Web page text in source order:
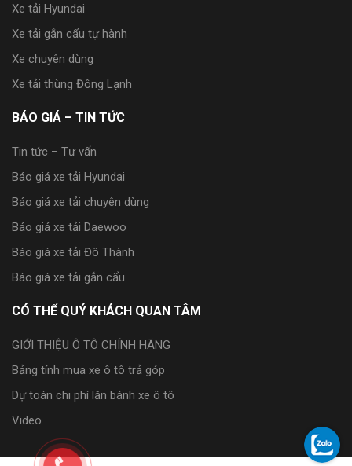
Xe tải Hyundai
Xe tải gắn cẩu tự hành
Xe chuyên dùng
Xe tải thùng Đông Lạnh
BÁO GIÁ – TIN TỨC
Tin tức – Tư vấn
Báo giá xe tải Hyundai
Báo giá xe tải chuyên dùng
Báo giá xe tải Daewoo
Báo giá xe tải Đô Thành
Báo giá xe tải gắn cẩu
CÓ THỂ QUÝ KHÁCH QUAN TÂM
GIỚI THIỆU Ô TÔ CHÍNH HÃNG
Bảng tính mua xe ô tô trả góp
Dự toán chi phí lăn bánh xe ô tô
Video